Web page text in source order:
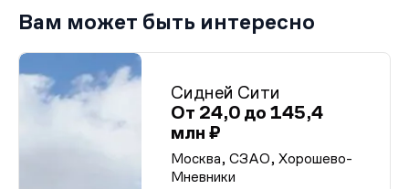
Вам может быть интересно
Сидней Сити
От 24,0 до 145,4
млн ₽
Москва, СЗАО, Хорошево-
Мневники